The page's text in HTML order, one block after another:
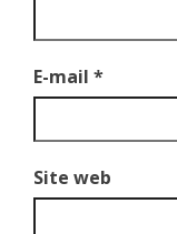
E-mail *
Site web